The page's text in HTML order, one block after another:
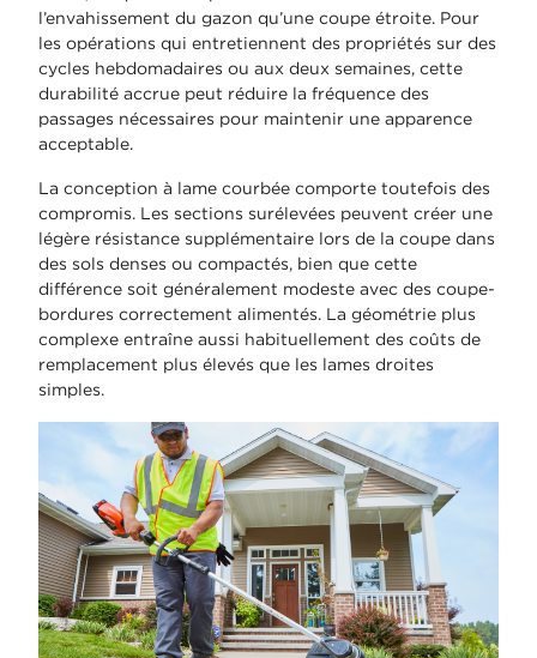
l’envahissement du gazon qu’une coupe étroite. Pour
les opérations qui entretiennent des propriétés sur des
cycles hebdomadaires ou aux deux semaines, cette
durabilité accrue peut réduire la fréquence des
passages nécessaires pour maintenir une apparence
acceptable.
La conception à lame courbée comporte toutefois des
compromis. Les sections surélevées peuvent créer une
légère résistance supplémentaire lors de la coupe dans
des sols denses ou compactés, bien que cette
différence soit généralement modeste avec des coupe-
bordures correctement alimentés. La géométrie plus
complexe entraîne aussi habituellement des coûts de
remplacement plus élevés que les lames droites
simples.